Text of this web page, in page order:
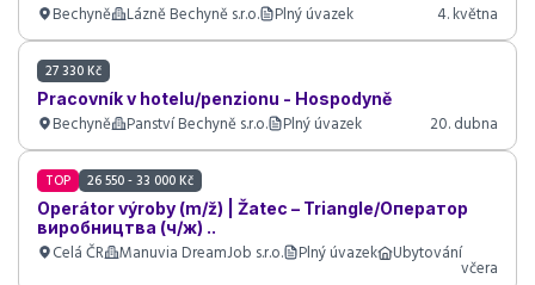
Bechyně Lázně Bechyně s.r.o. Plný úvazek 4. května
27 330 Kč
Pracovník v hotelu/penzionu - Hospodyně
Bechyně Panství Bechyně s.r.o. Plný úvazek 20. dubna
TOP 26 550 - 33 000 Kč
Operátor výroby (m/ž) | Žatec – Triangle/Оператор
виробництва (ч/ж) ..
Celá ČR Manuvia DreamJob s.r.o. Plný úvazek Ubytování
včera